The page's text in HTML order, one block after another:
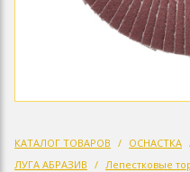
КАТАЛОГ ТОВАРОВ ОСНАСТКА
ЛУГА АБРАЗИВ
Лепестковые